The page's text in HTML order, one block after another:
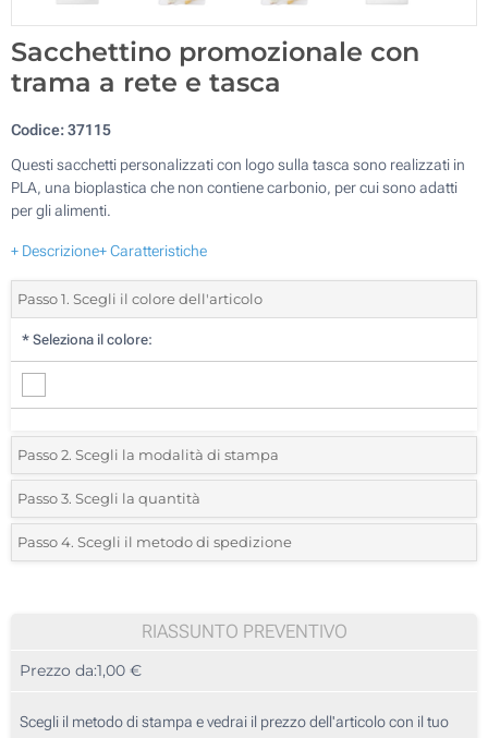
Sacchettino promozionale con
trama a rete e tasca
Codice:37115
Questi sacchetti personalizzati con logo sulla tasca sono realizzati in
PLA, una bioplastica che non contiene carbonio, per cui sono adatti
per gli alimenti.
+ Descrizione+ Caratteristiche
Passo 1. Scegli il colore dell'articolo
* Seleziona il colore:
Passo 2. Scegli la modalità di stampa
*Seleziona la posizione di stampa e il colore del vostro logo:
1 Colore (Sulla tasca)
3 Colori (Sulla tasca)
Passo 3. Scegli la quantità
*Quantità desiderata:
50
125
Passo 4. Scegli il metodo di spedizione
RIASSUNTO PREVENTIVO
Prezzo da:1,00 €
Scegli il metodo di stampa e vedrai il prezzo dell'articolo con il tuo